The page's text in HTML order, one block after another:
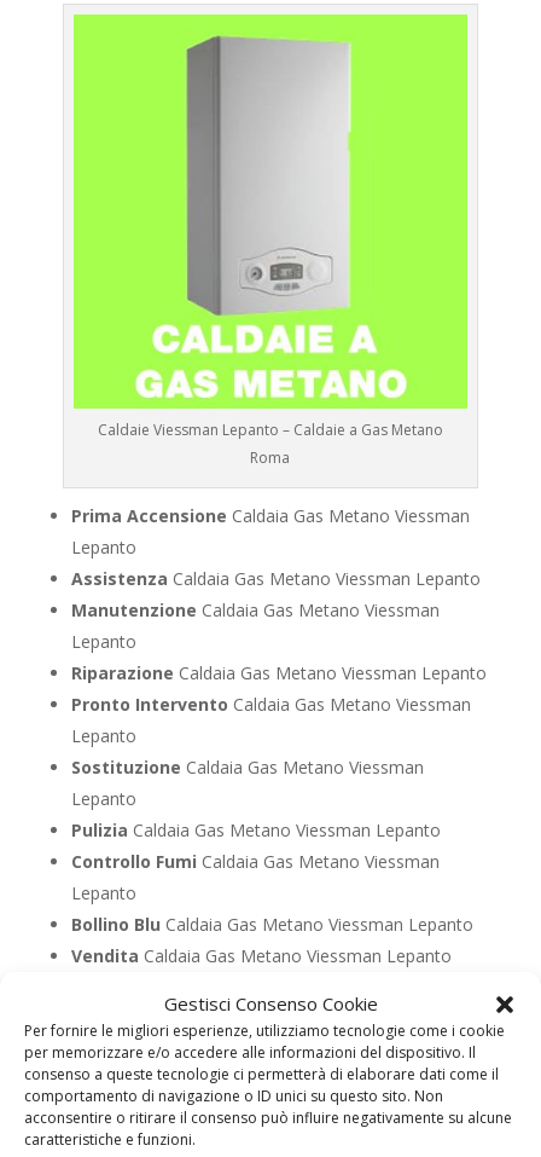
Gestisci Consenso Cookie
Per fornire le migliori esperienze, utilizziamo tecnologie come i cookie
per memorizzare e/o accedere alle informazioni del dispositivo. Il
consenso a queste tecnologie ci permetterà di elaborare dati come il
comportamento di navigazione o ID unici su questo sito. Non
acconsentire o ritirare il consenso può influire negativamente su alcune
caratteristiche e funzioni.
Caldaie Viessman Lepanto – Caldaie a Gas Metano
Roma
Prima Accensione Caldaia Gas Metano Viessman
Lepanto
Assistenza Caldaia Gas Metano Viessman Lepanto
Manutenzione Caldaia Gas Metano Viessman
Lepanto
Riparazione Caldaia Gas Metano Viessman Lepanto
Pronto Intervento Caldaia Gas Metano Viessman
Lepanto
Sostituzione Caldaia Gas Metano Viessman
Lepanto
Pulizia Caldaia Gas Metano Viessman Lepanto
Controllo Fumi Caldaia Gas Metano Viessman
Lepanto
Bollino Blu Caldaia Gas Metano Viessman Lepanto
Vendita Caldaia Gas Metano Viessman Lepanto
UTILIZZA IL FORM PER RICHIEDERE ASSISTENZA PER
LA TUA CALDAIA
Assistenza Caldaia Gasolio